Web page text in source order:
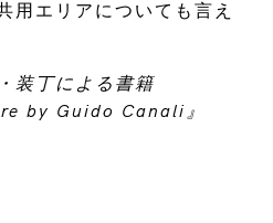
用エリアについても言え
装丁による書籍
by Guido Canali』